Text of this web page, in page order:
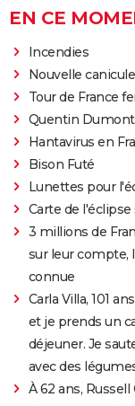
EN CE
Incendies
Nouvelle canicule
Tour de France
Quentin
Hantavirus en
Bison Futé
Lunettes pour
Carte de l'éclipse
3 millions de
sur leur compte,
connue
Carla Villa, 101
et je prends un
déjeuner. Je
avec des
À 62 ans,